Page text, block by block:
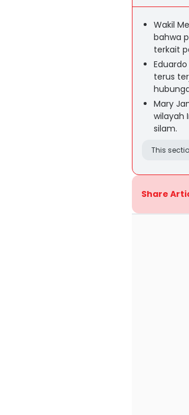
Wakil
bahwa
terkait
terus
Mary
wilayah
silam.
This
Share